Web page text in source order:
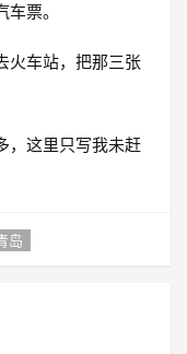
票。
火车站，把那三张
，这里只写我未赶
岛